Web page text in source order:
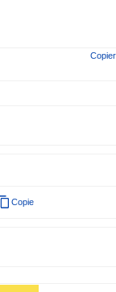
Copier
Copie